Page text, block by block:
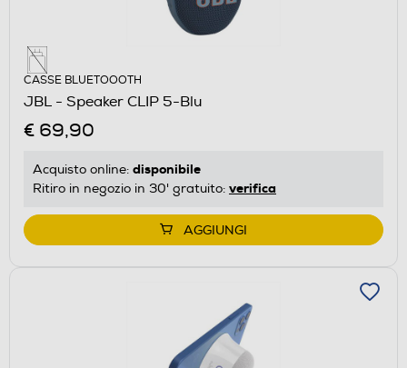
CASSE BLUETOOOTH
JBL - Speaker CLIP 5-Blu
€ 69,90
Acquisto online: disponibile
Ritiro in negozio in 30' gratuito: verifica
AGGIUNGI